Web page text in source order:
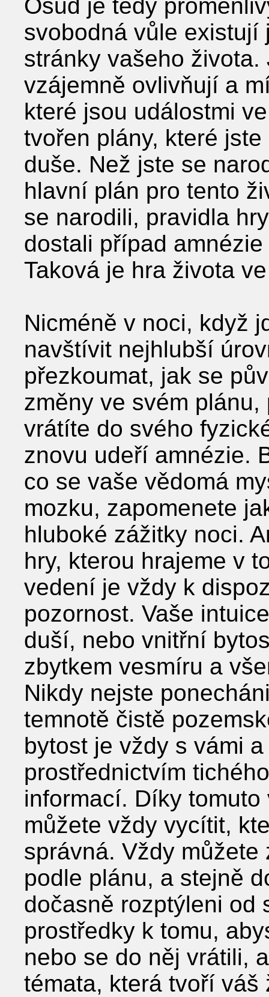
Osud je tedy
svobodná vůle existují
stránky vašeho
vzájemně ovlivňují a
které jsou událostmi
tvořen plány, které
duše. Než jste se
hlavní plán pro tento
se narodili, pravidla
dostali případ
Taková je hra života
Nicméně v noci, když
navštívit nejhlubší
přezkoumat, jak se
změny ve svém
vrátíte do svého
znovu udeří amnézie.
co se vaše vědomá
mozku, zapomenete
hluboké zážitky noci.
hry, kterou hrajeme v
vedení je vždy k
pozornost. Vaše
duší, nebo vnitřní
zbytkem vesmíru a
Nikdy nejste
temnotě čistě
bytost je vždy s vámi
prostřednictvím
informací. Díky
můžete vždy vycítit,
správná. Vždy
podle plánu, a stejně
dočasně rozptýleni od
prostředky k tomu,
nebo se do něj vrátili,
témata, která tvoří váš